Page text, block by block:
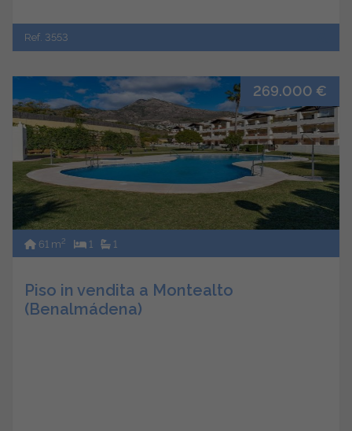
Ref. 3553
269.000 €
61 m2 1 1
Piso in vendita a Montealto
(Benalmádena)